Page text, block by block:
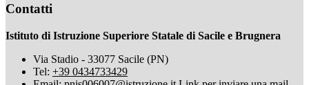
Contatti
Istituto di Istruzione Superiore Statale di Sacile e Brugnera
Via Stadio - 33077 Sacile (PN)
Tel: +39 0434733429